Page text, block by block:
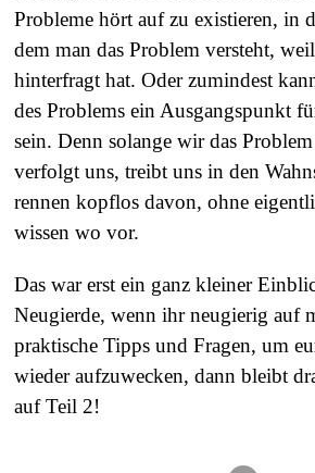
Probleme hört auf zu existieren, in
dem man das Problem versteht,
hinterfragt hat. Oder zumindest
des Problems ein Ausgangspunkt
sein. Denn solange wir das
verfolgt uns, treibt uns in den
rennen kopflos davon, ohne
wissen wo vor.
Das war erst ein ganz kleiner
Neugierde, wenn ihr neugierig auf
praktische Tipps und Fragen, um
wieder aufzuwecken, dann bleibt
auf Teil 2!